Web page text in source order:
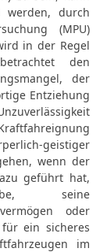
werden, durch
(MPU)
in der Regel
den
der
Entziehung
geistiger
wenn der
geführt hat,
seine
oder
ein sicheres
im